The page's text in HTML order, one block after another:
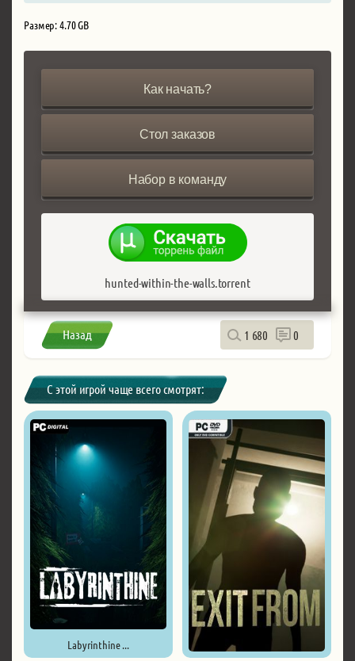
Размер: 4.70 GB
Как начать?
Стол заказов
Набор в команду
hunted-within-the-walls.torrent
Назад 1 680 0
С этой игрой чаще всего смотрят:
Labyrinthine ...